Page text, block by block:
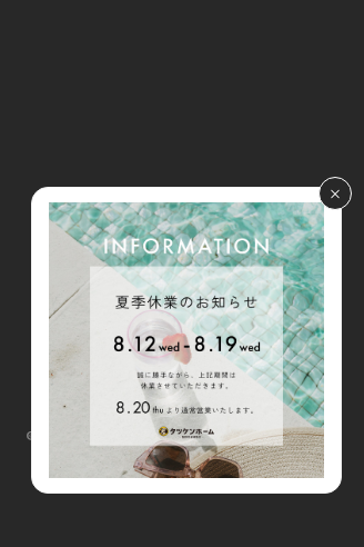
© 2025 Tatsuken Reform.